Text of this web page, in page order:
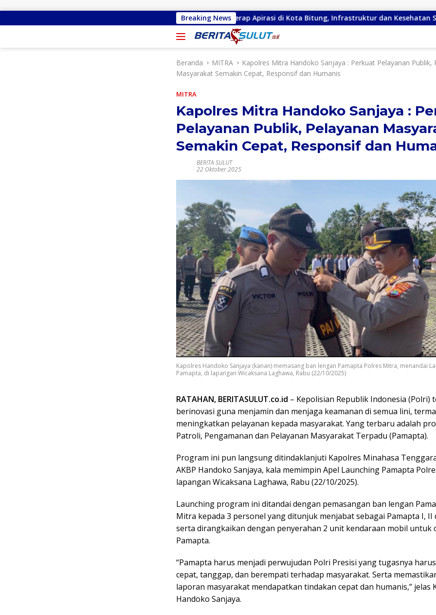
Breaking News
Priscilla Cindy Wurangian Serap Apirasi di Kota Bitung, Infrastruktur dan Kesehatan Serta Pendidikan
Beranda MITRA
Kapolres Mitra Handoko Sanjaya : Perkuat Pelayanan Publik,
Masyarakat Semakin Cepat, Responsif dan Humanis
MITRA
Kapolres Mitra Handoko Sanjaya :
Pelayanan Publik, Pelayanan
Semakin Cepat, Responsif dan
BERITA SULUT
22 Oktober 2025
Kapolres Handoko Sanjaya (kanan) memasang ban lengan Pamapta Polres Mitra, menandai
Pamapta, di lapangan Wicaksana Laghawa, Rabu (22/10/2025)
RATAHAN, BERITASULUT.co.id – Kepolisian Republik Indonesia (Polri)
berinovasi guna menjamin dan menjaga keamanan di semua lini,
meningkatkan pelayanan kepada masyarakat. Yang terbaru adalah
Patroli, Pengamanan dan Pelayanan Masyarakat Terpadu (Pamapta).
Program ini pun langsung ditindaklanjuti Kapolres Minahasa
AKBP Handoko Sanjaya, kala memimpin Apel Launching Pamapta
lapangan Wicaksana Laghawa, Rabu (22/10/2025).
Launching program ini ditandai dengan pemasangan ban lengan
Mitra kepada 3 personel yang ditunjuk menjabat sebagai Pamapta I, II
serta dirangkaikan dengan penyerahan 2 unit kendaraan mobil untuk
Pamapta.
“Pamapta harus menjadi perwujudan Polri Presisi yang tugasnya
cepat, tanggap, dan berempati terhadap masyarakat. Serta
laporan masyarakat mendapatkan tindakan cepat dan humanis,” jelas
Handoko Sanjaya.